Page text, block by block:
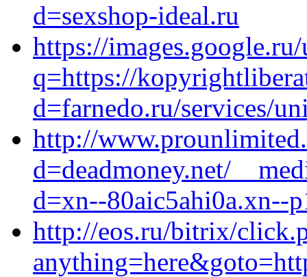
d=sexshop-ideal.ru
https://
q=https://
d=farnedo.ru/services/
http://
d=deadmoney.net/
d=xn--80aic5ahi0a.xn--
http://eos.ru/bitrix/